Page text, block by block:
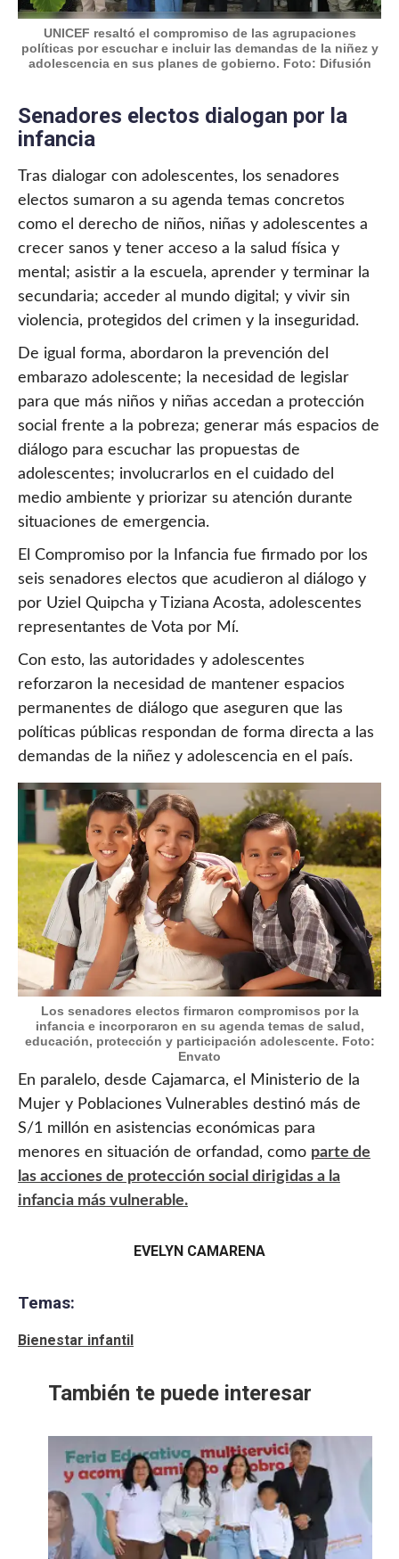
UNICEF resaltó el compromiso de las agrupaciones
políticas por escuchar e incluir las demandas de la niñez y
adolescencia en sus planes de gobierno. Foto: Difusión
Senadores electos dialogan por la
infancia
Tras dialogar con adolescentes, los senadores
electos sumaron a su agenda temas concretos
como el derecho de niños, niñas y adolescentes a
crecer sanos y tener acceso a la salud física y
mental; asistir a la escuela, aprender y terminar la
secundaria; acceder al mundo digital; y vivir sin
violencia, protegidos del crimen y la inseguridad.
De igual forma, abordaron la prevención del
embarazo adolescente; la necesidad de legislar
para que más niños y niñas accedan a protección
social frente a la pobreza; generar más espacios de
diálogo para escuchar las propuestas de
adolescentes; involucrarlos en el cuidado del
medio ambiente y priorizar su atención durante
situaciones de emergencia.
El Compromiso por la Infancia fue firmado por los
seis senadores electos que acudieron al diálogo y
por Uziel Quipcha y Tiziana Acosta, adolescentes
representantes de Vota por Mí.
Con esto, las autoridades y adolescentes
reforzaron la necesidad de mantener espacios
permanentes de diálogo que aseguren que las
políticas públicas respondan de forma directa a las
demandas de la niñez y adolescencia en el país.
Los senadores electos firmaron compromisos por la
infancia e incorporaron en su agenda temas de salud,
educación, protección y participación adolescente. Foto:
Envato
En paralelo, desde Cajamarca, el Ministerio de la
Mujer y Poblaciones Vulnerables destinó más de
S/1 millón en asistencias económicas para
menores en situación de orfandad, como parte de
las acciones de protección social dirigidas a la
infancia más vulnerable.
EVELYN CAMARENA
Temas:
Bienestar infantil
También te puede interesar